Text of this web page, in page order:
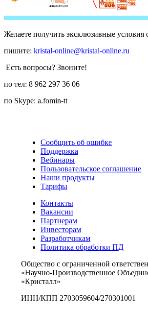
Желаете получить эксклюзивные условия
пишите: kristal-online@kristal-online.ru
Есть вопросы? Звоните!
по тел: 8 962 297 36 06
по Skype: a.fomin-tt
Сообщить об ошибке
Поддержка
Вебинары
Пользовательское соглашение
Наши продукты
Тарифы
Контакты
Вакансии
Партнерам
Инвесторам
Разработчикам
Политика обработки ПД
Общество с ограниченной
«Научно-Производственное
«Кристалл»
ИНН/КПП 2703059604/270301001